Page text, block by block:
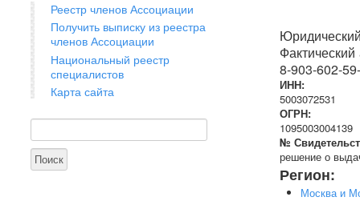
Реестр членов Ассоциации
Получить выписку из реестра
членов Ассоциации
Национальный реестр
специалистов
Карта сайта
Форма поиска
Поиск
8-903-602-
ИНН:
5003072531
ОГРН:
1095003004139
№
решение о
Регион:
Москва и